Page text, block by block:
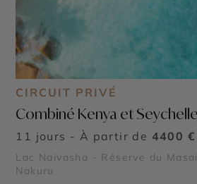
CIRCUIT PRIVÉ
Combiné Kenya et
11 jours - À partir de 4400 €
Lac Naivasha - Réserve du
Nakuru